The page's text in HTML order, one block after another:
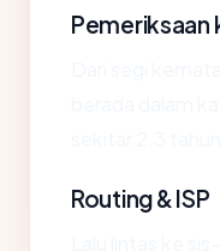
Pemeriksaan
Routing & ISP